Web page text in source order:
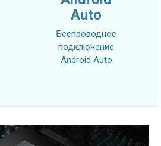
Auto
Беспроводное
подключение
Android Auto